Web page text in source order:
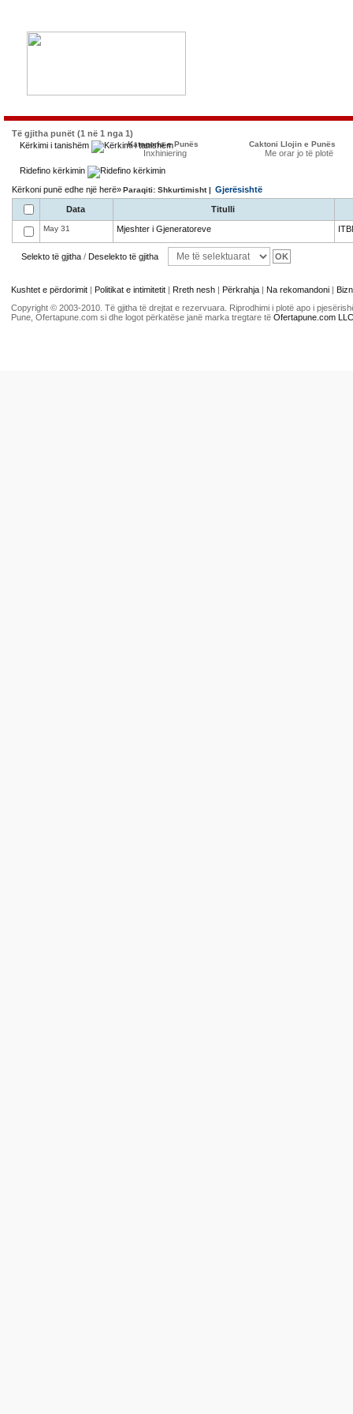
Të gjitha punët (1 në 1 nga 1)
Kërkimi i tanishëm
Kategoria e Punës
Inxhiniering
Caktoni Llojin e Punës
Me orar jo të plotë
Ridefino kërkimin
Kërkoni punë edhe një herë»Paraqiti: Shkurtimisht | Gjerësishtë
Data Titulli
May 31 Mjeshter i Gjeneratoreve
Selekto të gjitha / Deselekto të gjitha
Kushtet e përdorimit | Politikat e intimitetit | Rreth nesh | Përkrahja | Na rekomandoni |
Copyright © 2003-2010. Të gjitha të drejtat e rezervuara. Riprodhimi i plotë apo i
Pune, Ofertapune.com si dhe logot përkatëse janë marka tregtare të Ofertapune.com LLC